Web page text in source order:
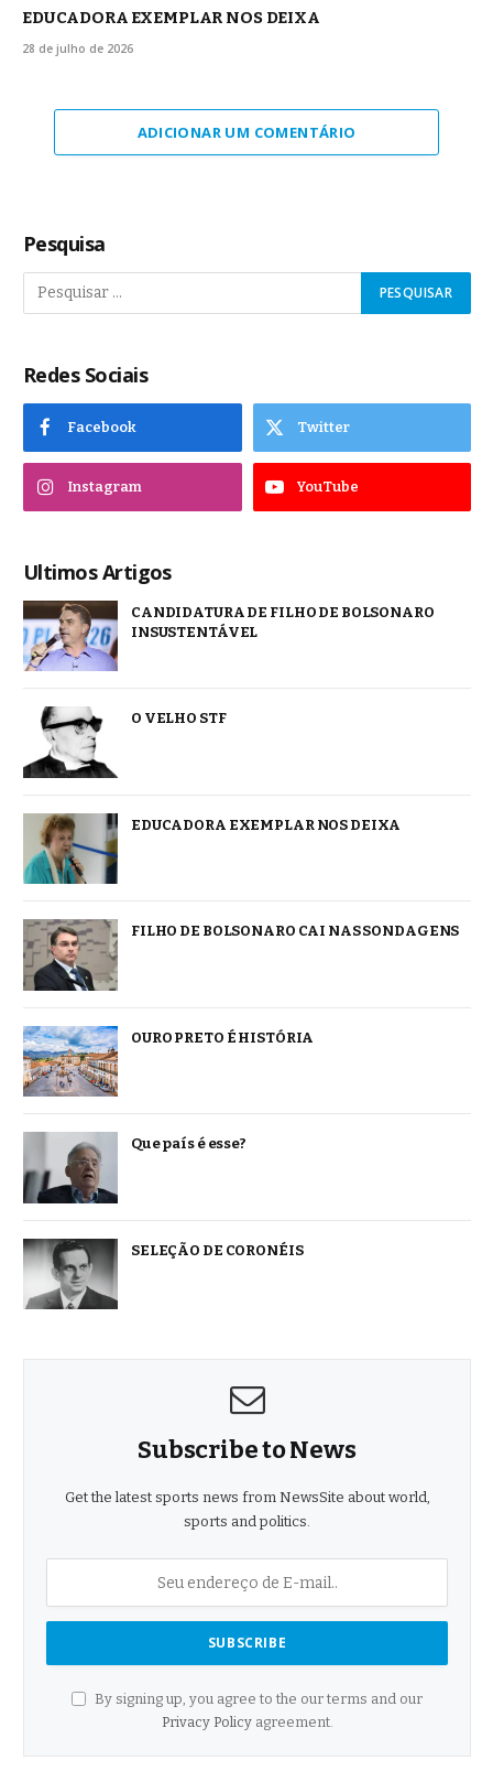
EDUCADORA EXEMPLAR NOS DEIXA
28 de julho de 2026
ADICIONAR UM COMENTÁRIO
Pesquisa
Redes Sociais
Facebook Twitter
Instagram YouTube
Ultimos Artigos
CANDIDATURA DE FILHO DE BOLSONARO
INSUSTENTÁVEL
O VELHO STF
EDUCADORA EXEMPLAR NOS DEIXA
FILHO DE BOLSONARO CAI NAS SONDAGENS
OURO PRETO É HISTÓRIA
Que país é esse?
SELEÇÃO DE CORONÉIS
Subscribe to News
Get the latest sports news from NewsSite about world,
sports and politics.
By signing up, you agree to the our terms and our
Privacy Policyagreement.